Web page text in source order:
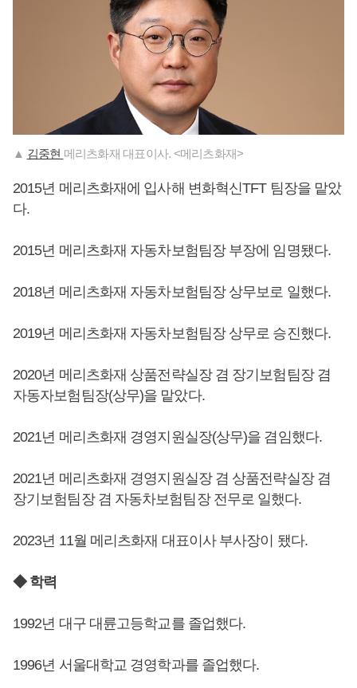
▲ 김중현 메리츠화재 대표이사. <메리츠화재>
2015년 메리츠화재에 입사해 변화혁신TFT 팀장을 맡았
다.
2015년 메리츠화재 자동차보험팀장 부장에 임명됐다.
2018년 메리츠화재 자동차보험팀장 상무보로 일했다.
2019년 메리츠화재 자동차보험팀장 상무로 승진했다.
2020년 메리츠화재 상품전략실장 겸 장기보험팀장 겸
자동자보험팀장(상무)을 맡았다.
2021년 메리츠화재 경영지원실장(상무)을 겸임했다.
2021년 메리츠화재 경영지원실장 겸 상품전략실장 겸
장기보험팀장 겸 자동차보험팀장 전무로 일했다.
2023년 11월 메리츠화재 대표이사 부사장이 됐다.
◆ 학력
1992년 대구 대륜고등학교를 졸업했다.
1996년 서울대학교 경영학과를 졸업했다.